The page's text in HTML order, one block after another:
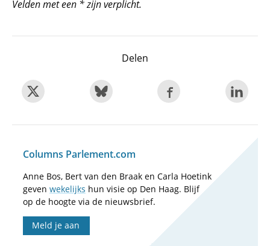
Velden met een * zijn verplicht.
Delen
Columns Parlement.com
Anne Bos, Bert van den Braak en Carla Hoetink
geven wekelijks hun visie op Den Haag. Blijf
op de hoogte via de nieuwsbrief.
Meld je aan